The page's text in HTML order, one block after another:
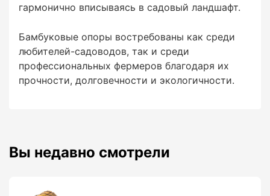
гармонично вписываясь в садовый ландшафт.
Бамбуковые опоры востребованы как среди
любителей-садоводов, так и среди
профессиональных фермеров благодаря их
прочности, долговечности и экологичности.
Вы недавно смотрели